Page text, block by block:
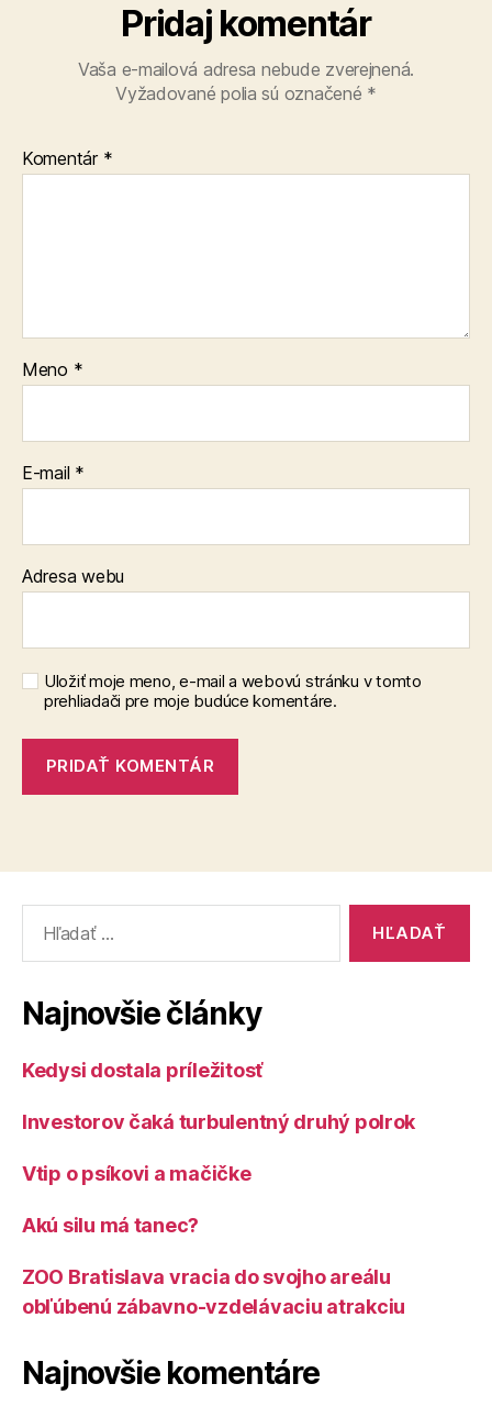
Pridaj komentár
Vaša e-mailová adresa nebude zverejnená.
Vyžadované polia sú označené *
Komentár *
Meno *
E-mail *
Adresa webu
Uložiť moje meno, e-mail a webovú stránku v tomto
prehliadači pre moje budúce komentáre.
Najnovšie články
Kedysi dostala príležitosť
Investorov čaká turbulentný druhý polrok
Vtip o psíkovi a mačičke
Akú silu má tanec?
ZOO Bratislava vracia do svojho areálu
obľúbenú zábavno-vzdelávaciu atrakciu
Najnovšie komentáre